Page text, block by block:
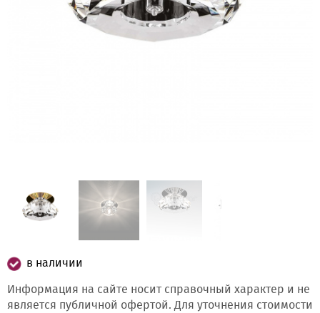
в наличии
Информация на сайте носит справочный характер и не
является публичной офертой. Для уточнения стоимости